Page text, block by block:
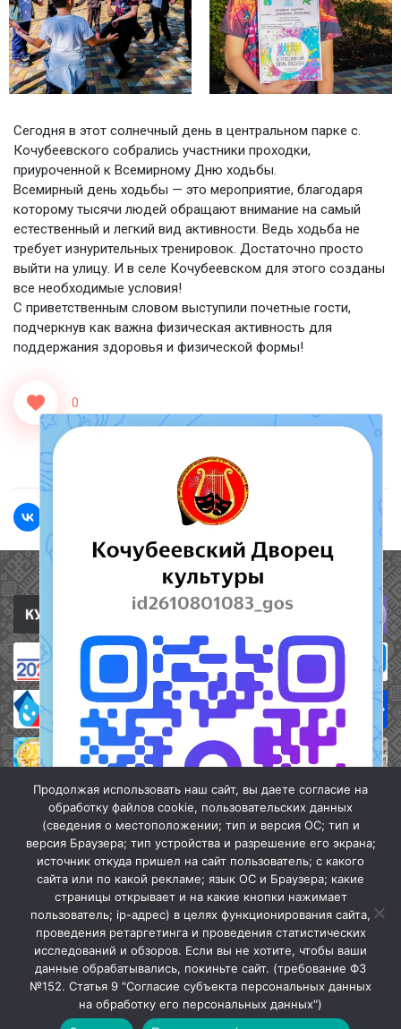
Мы в МАХ
Закрыть
Сегодня в этот солнечный день в центральном парке с.
Кочубеевского собрались участники проходки,
приуроченной к Всемирному Дню ходьбы.
Всемирный день ходьбы — это мероприятие, благодаря
которому тысячи людей обращают внимание на самый
естественный и легкий вид активности. Ведь ходьба не
требует изнурительных тренировок. Достаточно просто
выйти на улицу. И в селе Кочубеевском для этого созданы
все необходимые условия!
С приветственным словом выступили почетные гости,
подчеркнув как важна физическая активность для
поддержания здоровья и физической формы!
0
Полезные ссылки
«Кочубеевская централизованная клубная система» © 2026
Продолжая использовать наш сайт, вы даете согласие на
обработку файлов cookie, пользовательских данных
(сведения о местоположении; тип и версия ОС; тип и
версия Браузера; тип устройства и разрешение его экрана;
источник откуда пришел на сайт пользователь; с какого
сайта или по какой рекламе; язык ОС и Браузера; какие
страницы открывает и на какие кнопки нажимает
пользователь; ip-адрес) в целях функционирования сайта,
проведения ретаргетинга и проведения статистических
исследований и обзоров. Если вы не хотите, чтобы ваши
данные обрабатывались, покиньте сайт. (требование ФЗ
№152. Статья 9 "Согласие субъекта персональных данных
на обработку его персональных данных")